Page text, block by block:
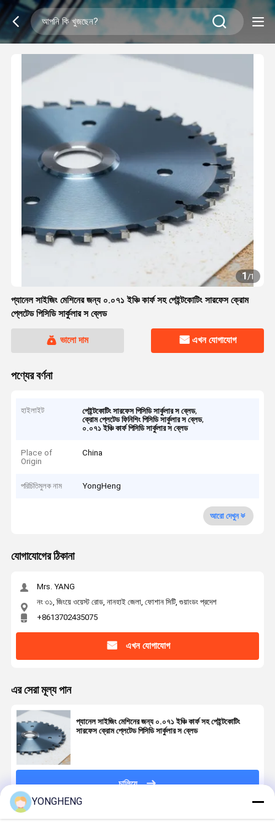
1/1
প্যানেল সাইজিং মেশিনের জন্য ০.০৭১ ইঞ্চি কার্ফ সহ পেইন্টকোটিং সারফেস ক্রোম
প্লেটেড পিসিডি সার্কুলার স ব্লেড
ভালো দাম এখন যোগাযোগ
পণ্যের বর্ণনা
হাইলাইট পেইন্টকোটিং সারফেস পিসিডি সার্কুলার স ব্লেড,
ক্রোম প্লেটেড ফিনিশিং পিসিডি সার্কুলার স ব্লেড,
০.০৭১ ইঞ্চি কার্ফ পিসিডি সার্কুলার স ব্লেড
Place of
Origin
China
পরিচিতিমুলক নাম YongHeng
আরো দেখুন
যোগাযোগের ঠিকানা
Mrs. YANG
নং ৩১, জিংয়ে ওয়েস্ট রোড, নানহাই জেলা, ফোশান সিটি, গুয়াংডং প্রদেশ
+8613702435075
এখন যোগাযোগ
এর সেরা মূল্য পান
প্যানেল সাইজিং মেশিনের জন্য ০.০৭১ ইঞ্চি কার্ফ সহ পেইন্টকোটিং
সারফেস ক্রোম প্লেটেড পিসিডি সার্কুলার স ব্লেড
চালিয়ে
YONGHENG